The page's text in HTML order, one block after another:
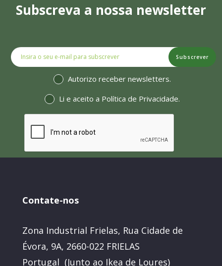
Subscreva a nossa newsletter
Subscrever
Autorizo receber newsletters.
Li e aceito a Política de Privacidade.
Contate-nos
Zona Industrial Frielas, Rua Cidade de
Évora, 9A, 2660-022 FRIELAS
Portugal (Junto ao Ikea de Loures)